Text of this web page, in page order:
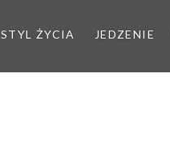
STYL ŻYCIA JEDZENIE